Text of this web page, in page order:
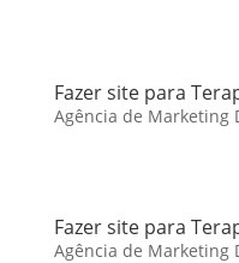
Fazer site para
Agência de Marketing
Fazer site para
Agência de Marketing